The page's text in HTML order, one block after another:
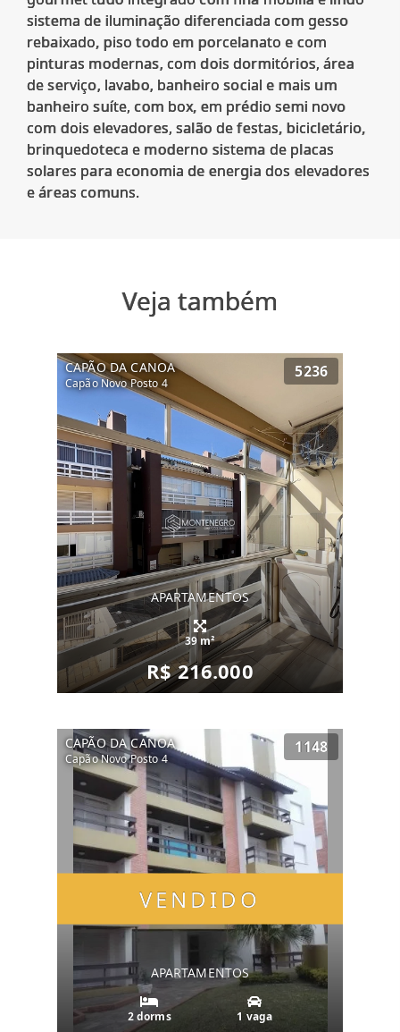
sistema de iluminação diferenciada com gesso
rebaixado, piso todo em porcelanato e com
pinturas modernas, com dois dormitórios, área
de serviço, lavabo, banheiro social e mais um
banheiro suíte, com box, em prédio semi novo
com dois elevadores, salão de festas, bicicletário,
brinquedoteca e moderno sistema de placas
solares para economia de energia dos elevadores
Veja também
CAPÃO DA CANOA
Capão Novo Posto 4
5236
APARTAMENTOS
39 m²
R$ 216.000
VENDIDO
CAPÃO DA CANOA
Capão Novo Posto 4
1148
APARTAMENTOS
2 dorms 1 vaga